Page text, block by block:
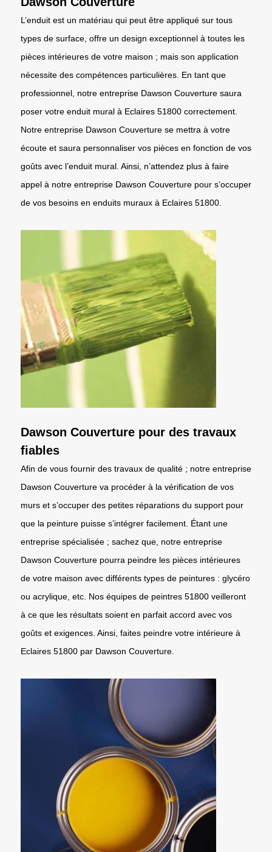
L’enduit est un matériau qui peut être appliqué sur tous
types de surface, offre un design exceptionnel à toutes les
pièces intérieures de votre maison ; mais son application
nécessite des compétences particulières. En tant que
professionnel, notre entreprise Dawson Couverture saura
poser votre enduit mural à Eclaires 51800 correctement.
Notre entreprise Dawson Couverture se mettra à votre
écoute et saura personnaliser vos pièces en fonction de vos
goûts avec l’enduit mural. Ainsi, n’attendez plus à faire
appel à notre entreprise Dawson Couverture pour s’occuper
de vos besoins en enduits muraux à Eclaires 51800.
Dawson Couverture pour des travaux
fiables
Afin de vous fournir des travaux de qualité ; notre entreprise
Dawson Couverture va procéder à la vérification de vos
murs et s’occuper des petites réparations du support pour
que la peinture puisse s’intégrer facilement. Étant une
entreprise spécialisée ; sachez que, notre entreprise
Dawson Couverture pourra peindre les pièces intérieures
de votre maison avec différents types de peintures : glycéro
ou acrylique, etc. Nos équipes de peintres 51800 veilleront
à ce que les résultats soient en parfait accord avec vos
goûts et exigences. Ainsi, faites peindre votre intérieure à
Eclaires 51800 par Dawson Couverture.